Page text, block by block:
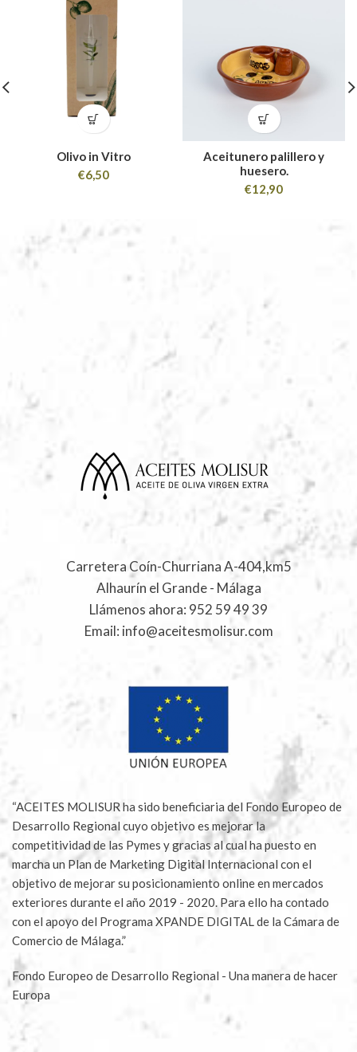
Olivo in Vitro
€6,50
Aceitunero palillero y
huesero.
€12,90
Carretera Coín-Churriana A-404,km5
Alhaurín el Grande - Málaga
Llámenos ahora: 952 59 49 39
Email: info@aceitesmolisur.com
“ACEITES MOLISUR ha sido beneficiaria del Fondo Europeo de
Desarrollo Regional cuyo objetivo es mejorar la
competitividad de las Pymes y gracias al cual ha puesto en
marcha un Plan de Marketing Digital Internacional con el
objetivo de mejorar su posicionamiento online en mercados
exteriores durante el año 2019 - 2020. Para ello ha contado
con el apoyo del Programa XPANDE DIGITAL de la Cámara de
Comercio de Málaga.”
Fondo Europeo de Desarrollo Regional - Una manera de hacer
Europa